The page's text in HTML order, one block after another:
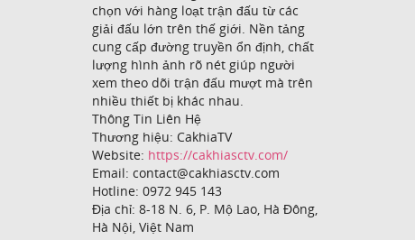
chọn với hàng loạt trận đấu từ các
giải đấu lớn trên thế giới. Nền tảng
cung cấp đường truyền ổn định, chất
lượng hình ảnh rõ nét giúp người
xem theo dõi trận đấu mượt mà trên
nhiều thiết bị khác nhau.
Thông Tin Liên Hệ
Thương hiệu: CakhiaTV
Website: https://cakhiasctv.com/
Email: contact@cakhiasctv.com
Hotline: 0972 945 143
Địa chỉ: 8-18 N. 6, P. Mộ Lao, Hà Đông,
Hà Nội, Việt Nam